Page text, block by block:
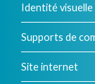
Identité visuelle
Supports de
Site internet